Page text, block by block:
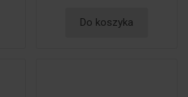
Do koszyka